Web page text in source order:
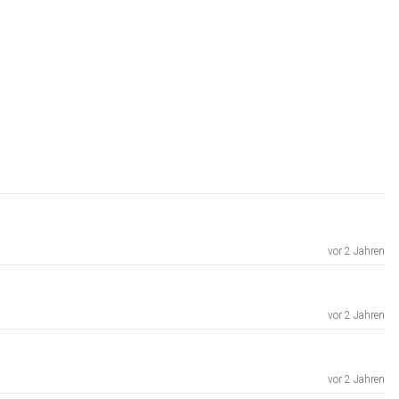
vor 2 Jahren
vor 2 Jahren
vor 2 Jahren